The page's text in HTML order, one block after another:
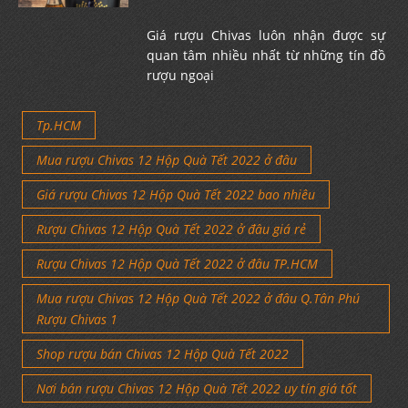
Giá rượu Chivas luôn nhận được sự
quan tâm nhiều nhất từ những tín đồ
rượu ngoại
Tp.HCM
Mua rượu Chivas 12 Hộp Quà Tết 2022 ở đâu
Giá rượu Chivas 12 Hộp Quà Tết 2022 bao nhiêu
Rượu Chivas 12 Hộp Quà Tết 2022 ở đâu giá rẻ
Rượu Chivas 12 Hộp Quà Tết 2022 ở đâu TP.HCM
Mua rượu Chivas 12 Hộp Quà Tết 2022 ở đâu Q.Tân Phú
Rượu Chivas 1
Shop rượu bán Chivas 12 Hộp Quà Tết 2022
Nơi bán rượu Chivas 12 Hộp Quà Tết 2022 uy tín giá tốt